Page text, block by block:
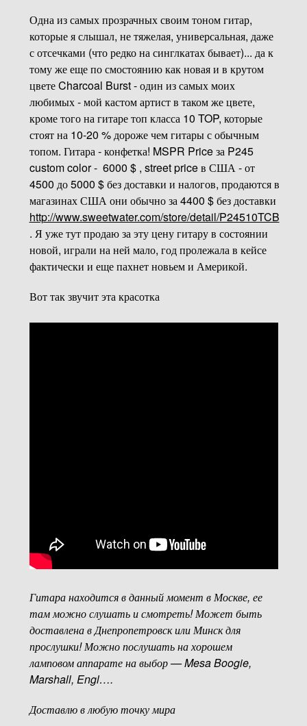
Одна из самых прозрачных своим тоном гитар,
которые я слышал, не тяжелая, универсальная, даже
с отсечками (что редко на синглкатах бывает)... да к
тому же еще по смостоянию как новая и в крутом
цвете Charcoal Burst - один из самых моих
любимых - мой кастом артист в таком же цвете,
кроме того на гитаре топ класса 10 TOP, которые
стоят на 10-20 % дороже чем гитары с обычным
топом. Гитара - конфетка! MSPR Price за P245
custom color - 6000 $ , street price в США - от
4500 до 5000 $ без доставки и налогов, продаются в
магазинах США они обычно за 4400 $ без доставки
http://www.sweetwater.com/store/detail/P24510TCB
. Я уже тут продаю за эту цену гитару в состоянии
новой, играли на ней мало, год пролежала в кейсе
фактически и еще пахнет новьем и Америкой.
Вот так звучит эта красотка
Гитара находится в данный момент в Москве, ее
там можно слушать и смотреть! Может быть
доставлена в Днепропетровск или Минск для
прослушки! Можно послушать на хорошем
ламповом аппарате на выбор — Mesa Boogie,
Marshall, Engl….
Доставлю в любую точку мира